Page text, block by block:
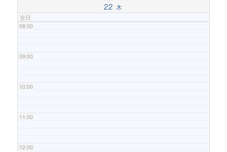
22 木
全日
08:00
09:00
10:00
11:00
12:00